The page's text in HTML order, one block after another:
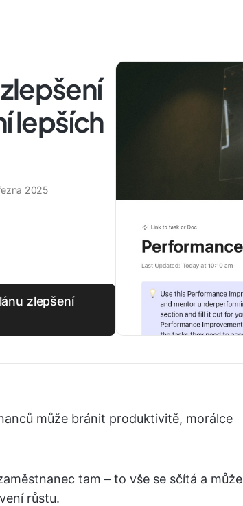
lepších
2025
zlepšení
může bránit produktivitě, morálce
tam – to vše se sčítá a může
růstu.